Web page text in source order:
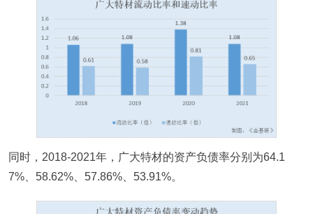
同时，2018-2021年，广大特材的资产负债率分别为64.1
7%、58.62%、57.86%、53.91%。